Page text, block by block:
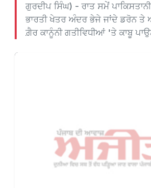
ਗੁਰਦੀਪ ਸਿੰਘ) - ਰਾਤ ਸਮੇਂ
ਭਾਰਤੀ ਖੇਤਰ ਅੰਦਰ ਭੇਜੇ ਜਾਂਦੇ ਡਰੋਨ ਤੇ
ਗ਼ੈਰ ਕਾਨੂੰਨੀ ਗਤੀਵਿਧੀਆਂ 'ਤੇ ਕਾਬੂ